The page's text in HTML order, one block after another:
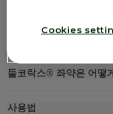
상세 제
둘코락스® 좌약은 어떻
사용법
Cookies